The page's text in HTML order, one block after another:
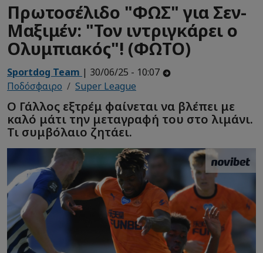
Πρωτοσέλιδο "ΦΩΣ" για Σεν-
Μαξιμέν: "Τον ιντριγκάρει ο
Ολυμπιακός"! (ΦΩΤΟ)
Sportdog Team | 30/06/25 - 10:07
Ποδόσφαιρο
Super League
Ο Γάλλος εξτρέμ φαίνεται να βλέπει με
καλό μάτι την μεταγραφή του στο λιμάνι.
Τι συμβόλαιο ζητάει.